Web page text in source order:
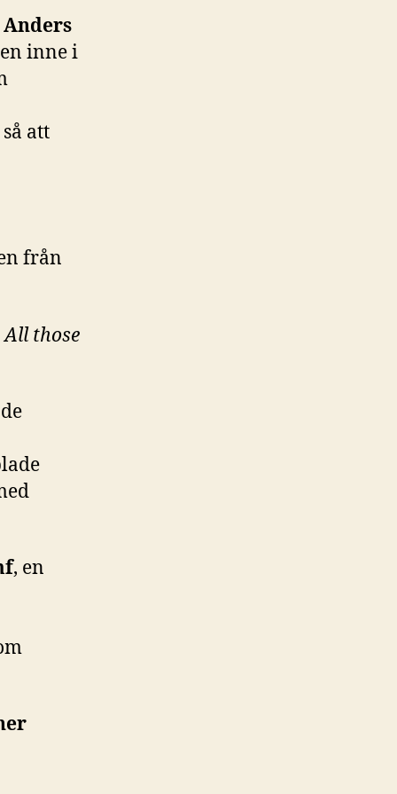
Anders
inne i
att
från
All those
, en